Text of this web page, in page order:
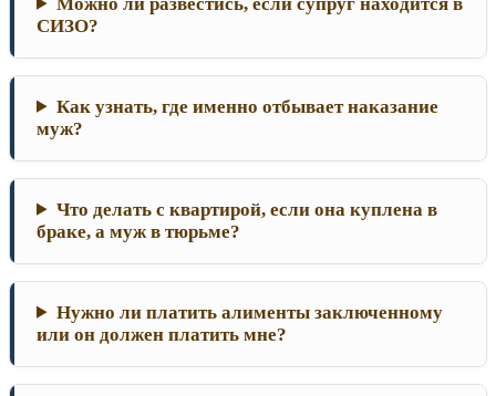
СИЗО?
Как узнать, где именно отбывает наказание
муж?
Что делать с квартирой, если она куплена в
браке, а муж в тюрьме?
Нужно ли платить алименты заключенному
или он должен платить мне?